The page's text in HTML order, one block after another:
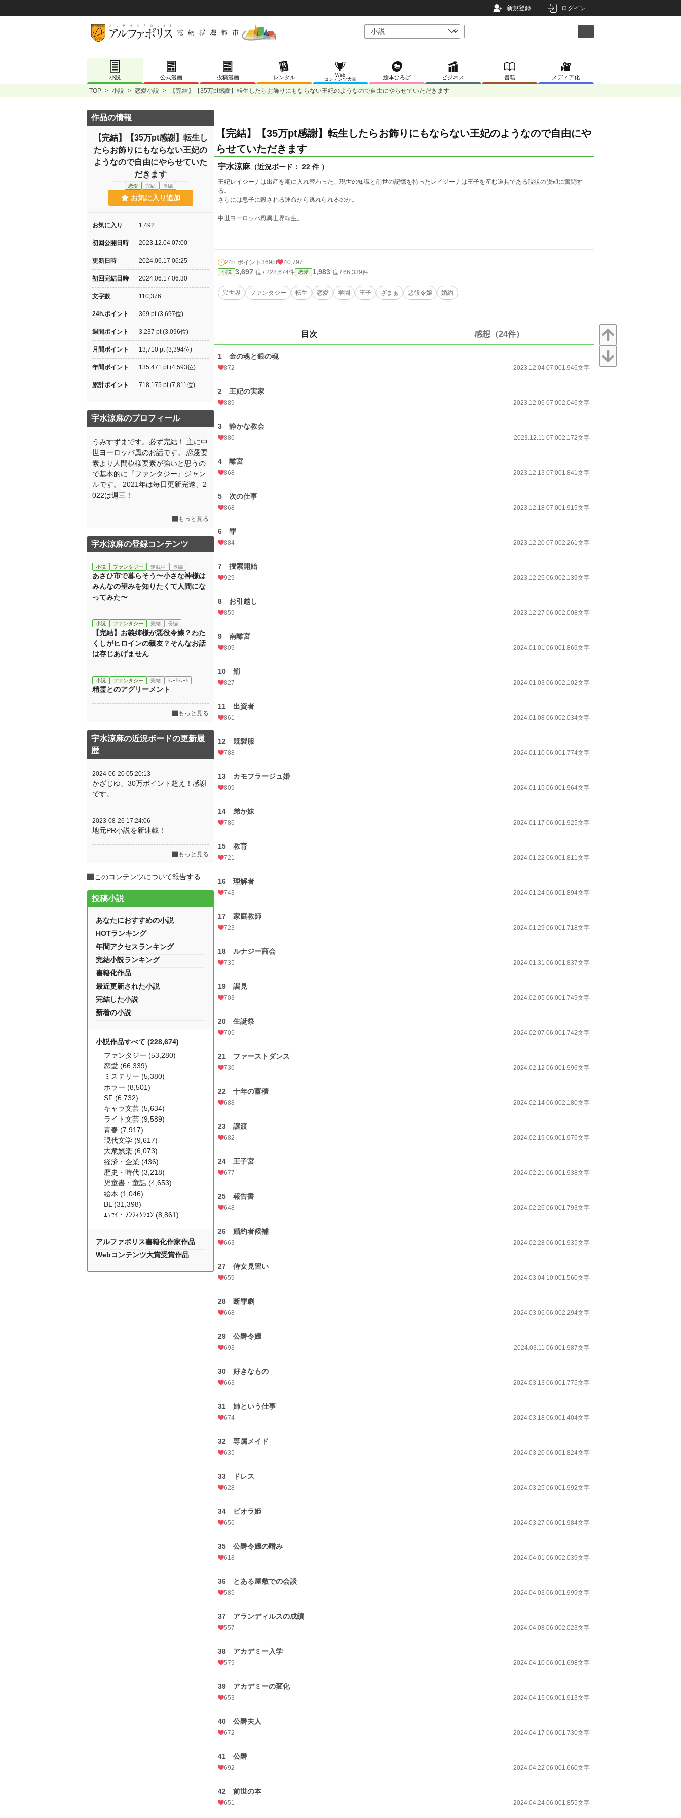
新規登録 ログイン
小説 公式漫画 投稿漫画 レンタル
Web
コンテンツ大賞
絵本ひろば ビジネス 書籍 メディア化
TOP > 小説 > 恋愛小説 > 【完結】【35万pt感謝】転生したらお飾りにもならない王妃のようなので自由にやらせていただきます
【完結】【35万pt感謝】転生したらお飾りにもならない王妃のようなので自由にや
らせていただきます
宇水涼麻（近況ボード： 22 件 ）
王妃レイジーナは出産を期に入れ替わった。現世の知識と前世の記憶を持ったレイジーナは王子を産む道具である現状の脱却に奮闘す
る。
さらには息子に殺される運命から逃れられるのか。
中世ヨーロッパ風異世界転生。
24h.ポイント 369pt 40,797
小説 3,697 位 / 228,674件 恋愛 1,983 位 / 66,339件
異世界 ファンタジー 転生 恋愛 学園 王子 ざまぁ 悪役令嬢 婚約
目次 感想（24件）
1 金の魂と銀の魂
872 2023.12.04 07:001,946文字
2 王妃の実家
889 2023.12.06 07:002,046文字
3 静かな教会
886 2023.12.11 07:002,172文字
4 離宮
868 2023.12.13 07:001,841文字
5 次の仕事
868 2023.12.18 07:001,915文字
6 罪
884 2023.12.20 07:002,261文字
7 捜索開始
929 2023.12.25 06:002,139文字
8 お引越し
859 2023.12.27 06:002,008文字
9 南離宮
809 2024.01.01 06:001,869文字
10 罰
827 2024.01.03 06:002,102文字
11 出資者
861 2024.01.08 06:002,034文字
12 既製服
788 2024.01.10 06:001,774文字
13 カモフラージュ婚
809 2024.01.15 06:001,964文字
14 弟か妹
786 2024.01.17 06:001,925文字
15 教育
721 2024.01.22 06:001,811文字
16 理解者
743 2024.01.24 06:001,894文字
17 家庭教師
723 2024.01.29 06:001,718文字
18 ルナジー商会
735 2024.01.31 06:001,837文字
19 謁見
703 2024.02.05 06:001,749文字
20 生誕祭
705 2024.02.07 06:001,742文字
21 ファーストダンス
736 2024.02.12 06:001,996文字
22 十年の蓄積
688 2024.02.14 06:002,180文字
23 譲渡
682 2024.02.19 06:001,976文字
24 王子宮
677 2024.02.21 06:001,938文字
25 報告書
648 2024.02.26 06:001,793文字
26 婚約者候補
663 2024.02.28 06:001,935文字
27 侍女見習い
659 2024.03.04 10:001,560文字
28 断罪劇
668 2024.03.06 06:002,294文字
29 公爵令嬢
693 2024.03.11 06:001,987文字
30 好きなもの
663 2024.03.13 06:001,775文字
31 姉という仕事
674 2024.03.18 06:001,404文字
32 専属メイド
635 2024.03.20 06:001,824文字
33 ドレス
628 2024.03.25 06:001,992文字
34 ビオラ姫
656 2024.03.27 06:001,984文字
35 公爵令嬢の嗜み
618 2024.04.01 06:002,039文字
36 とある屋敷での会談
585 2024.04.03 06:001,999文字
37 アランディルスの成績
557 2024.04.08 06:002,023文字
38 アカデミー入学
579 2024.04.10 06:001,698文字
39 アカデミーの変化
653 2024.04.15 06:001,913文字
40 公爵夫人
672 2024.04.17 06:001,730文字
41 公爵
692 2024.04.22 06:001,660文字
42 前世の本
651 2024.04.24 06:001,855文字
作品の情報
【完結】【35万pt感謝】転生し
たらお飾りにもならない王妃の
ようなので自由にやらせていた
だきます
恋愛 完結 長編
お気に入り追加
お気に入り 1,492
初回公開日時 2023.12.04 07:00
更新日時 2024.06.17 06:25
初回完結日時 2024.06.17 06:30
文字数 110,376
24h.ポイント 369 pt (3,697位)
週間ポイント 3,237 pt (3,096位)
月間ポイント 13,710 pt (3,394位)
年間ポイント 135,471 pt (4,593位)
累計ポイント 718,175 pt (7,811位)
宇水涼麻のプロフィール
うみすずまです。必ず完結！ 主に中
世ヨーロッパ風のお話です。 恋愛要
素より人間模様要素が強いと思うの
で基本的に『ファンタジー』ジャン
ルです。 2021年は毎日更新完遂、2
022は週三！
もっと見る
宇水涼麻の登録コンテンツ
小説 ファンタジー 連載中 長編
あさひ市で暮らそう〜小さな神様は
みんなの望みを知りたくて人間にな
ってみた〜
小説 ファンタジー 完結 長編
【完結】お義姉様が悪役令嬢？わた
くしがヒロインの親友？そんなお話
は存じあげません
小説 ファンタジー 完結 ｼｮｰﾄｼｮｰﾄ
精霊とのアグリーメント
もっと見る
宇水涼麻の近況ボードの更新履
歴
2024-06-20 05:20:13
かざじゆ、30万ポイント超え！感謝
です。
2023-08-26 17:24:06
地元PR小説を新連載！
もっと見る
このコンテンツについて報告する
投稿小説
あなたにおすすめの小説
HOTランキング
年間アクセスランキング
完結小説ランキング
書籍化作品
最近更新された小説
完結した小説
新着の小説
小説作品すべて (228,674)
ファンタジー (53,280)
恋愛 (66,339)
ミステリー (5,380)
ホラー (8,501)
SF (6,732)
キャラ文芸 (5,634)
ライト文芸 (9,589)
青春 (7,917)
現代文学 (9,617)
大衆娯楽 (6,073)
経済・企業 (436)
歴史・時代 (3,218)
児童書・童話 (4,653)
絵本 (1,046)
BL (31,398)
ｴｯｾｲ・ﾉﾝﾌｨｸｼｮﾝ (8,861)
アルファポリス書籍化作家作品
Webコンテンツ大賞受賞作品